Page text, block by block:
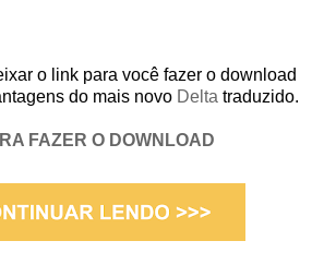
o link para você fazer o download
do mais novo Delta traduzido.
FAZER O DOWNLOAD